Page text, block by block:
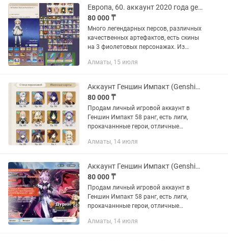
сигнатурное...
Европа, 60. аккаунт 2020 года genshin impact геншин импакт
80 000 ₸
Много легендарных персов, различных
качественных артефактов, есть скины
на 3 фиолетовых персонажах. Из
фото) Все карты защищены в игре и
Алматы, 15 июля
Аккаунт Геншин Импакт (Genshin Impact)
80 000 ₸
Продам личный игровой аккаунт в
Геншин Импакт 58 ранг, есть лиги,
прокачаннные герои, отличные
локации не закрыты и доступны для
Алматы, 14 июля
Аккаунт Геншин Импакт (Genshin Impact)
80 000 ₸
Продам личный игровой аккаунт в
Геншин Импакт 58 ранг, есть лиги,
прокачаннные герои, отличные
локации не закрыты и доступны для
Алматы, 14 июля